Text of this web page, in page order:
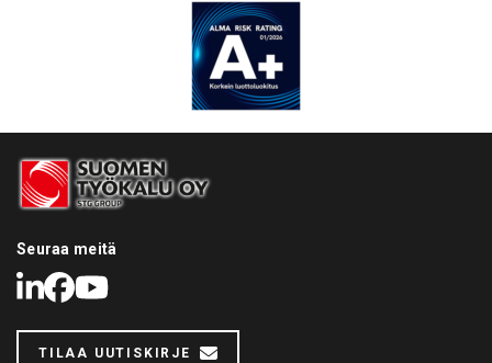
Seuraa meitä
LinkedIn
Facebook
Youtube
TILAA UUTISKIRJE